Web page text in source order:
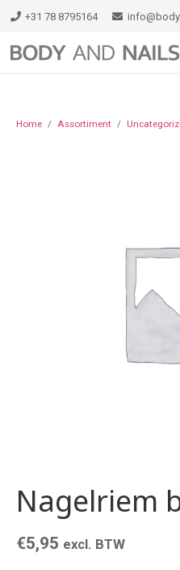
+31 78 8795164
Home / Assortiment /
Nagelriem
€5,95 excl. BTW